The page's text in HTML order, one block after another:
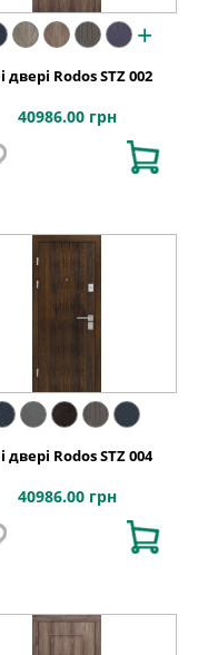
+
двері Rodos STZ 002
40986.00 грн
двері Rodos STZ 004
40986.00 грн